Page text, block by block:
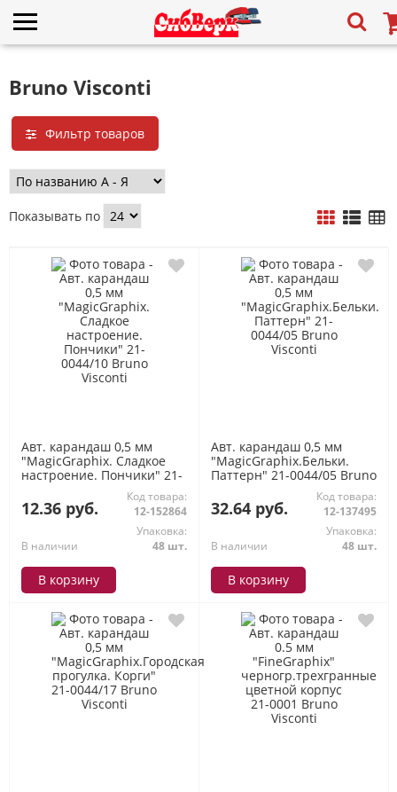
Bruno Visconti
Фильтр товаров
Показывать по
Авт. карандаш 0,5 мм
"MagicGraphix. Сладкое
настроение. Пончики" 21-
0044/10 Bruno Visconti
12.36 руб.
Код товара:
12-152864
В наличии
Упаковка:
48 шт.
В корзину
Авт. карандаш 0,5 мм
"MagicGraphix.Бельки.
Паттерн" 21-0044/05 Bruno
32.64 руб.
Код товара:
12-137495
В наличии
Упаковка:
48 шт.
В корзину